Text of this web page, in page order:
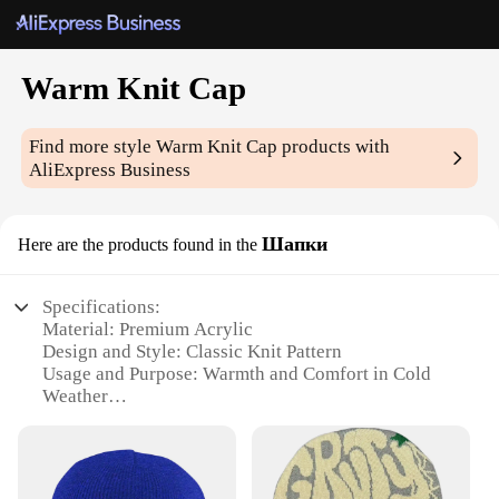
Warm Knit Cap
Find more styleWarm Knit Cap products with
AliExpress Business
Here are the products found in the Шапки
Specifications:
Material: Premium Acrylic
Design and Style: Classic Knit Pattern
Usage and Purpose: Warmth and Comfort in Cold
Weather
Shape or Size: One Size Fits Most
Quantity: Available in Bulk as Sets